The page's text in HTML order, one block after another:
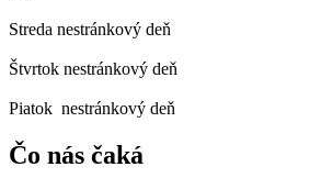
Streda nestránkový deň
Štvrtok nestránkový deň
Piatok nestránkový deň
Čo nás čaká